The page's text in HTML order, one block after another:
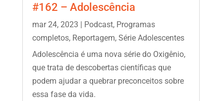
#162 – Adolescência
mar 24, 2023 | Podcast, Programas
completos, Reportagem, Série Adolescentes
Adolescência é uma nova série do Oxigênio,
que trata de descobertas científicas que
podem ajudar a quebrar preconceitos sobre
essa fase da vida.